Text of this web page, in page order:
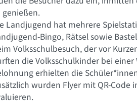
genießen.
Landjugend hat mehrere
Bingo, Rätsel sowie
Volksschulbesuch, der vor
die Volksschulkinder bei
erhielten die
wurden Flyer mit QR-